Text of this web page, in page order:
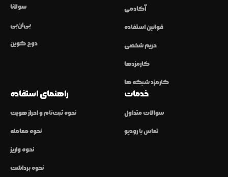
سولانا
بی‌ان‌بی
دوج کوین
آکادمی
قوانین استفاده
حریم شخصی
کارمزدها
کارمزد شبکه ها
راهنمای استفاده
نحوه ثبت‌نام و احراز هویت
نحوه معامله
نحوه واریز
نحوه برداشت
خدمات
سوالات متداول
تماس با رودیو